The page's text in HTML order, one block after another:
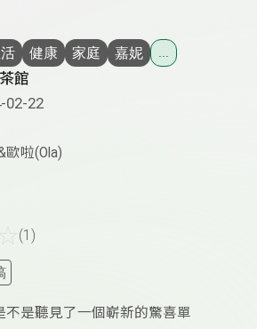
健康 家庭 嘉妮
館
02-22
歐啦(Ola)
(1)
不是聽見了一個嶄新的驚喜單